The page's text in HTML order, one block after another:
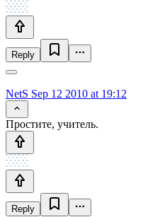
Reply
NetS Sep 12 2010 at 19:12
Простите, учитель.
Reply